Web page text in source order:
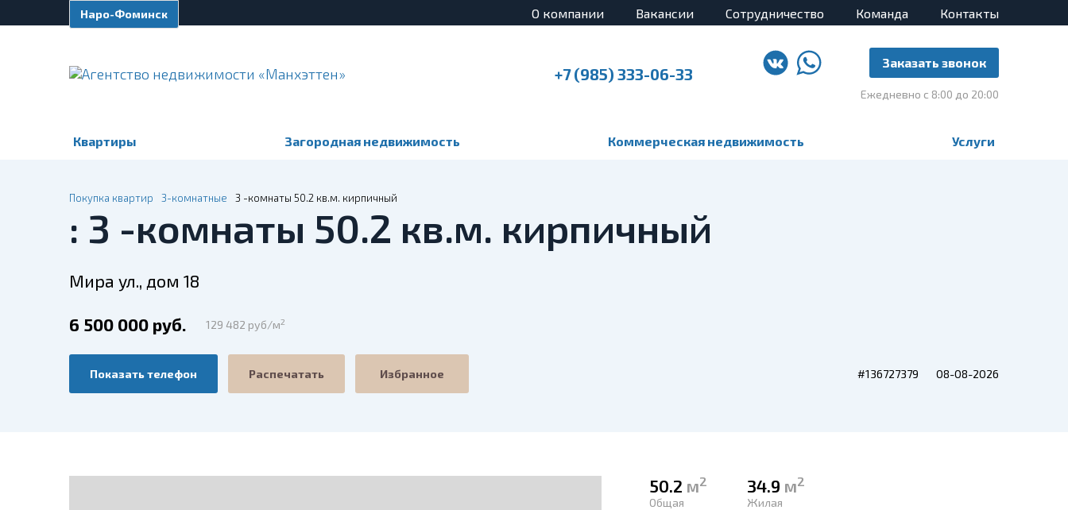
Наро-Фоминск О компании Вакансии Сотрудничество Команда Контакты
+7 (985) 333-06-33
Заказать звонок
Ежедневно с 8:00 до 20:00
Квартиры Загородная недвижимость Коммерческая недвижимость Услуги
Покупка квартир 3-комнатные 3 -комнаты 50.2 кв.м. кирпичный
: 3 -комнаты 50.2 кв.м. кирпичный
Мира ул., дом 18
6 500 000 руб. 129 482 руб/м2
Показать телефон Распечатать Избранное #136727379 08-08-2026
50.2 м2
Общая
34.9 м2
Жилая